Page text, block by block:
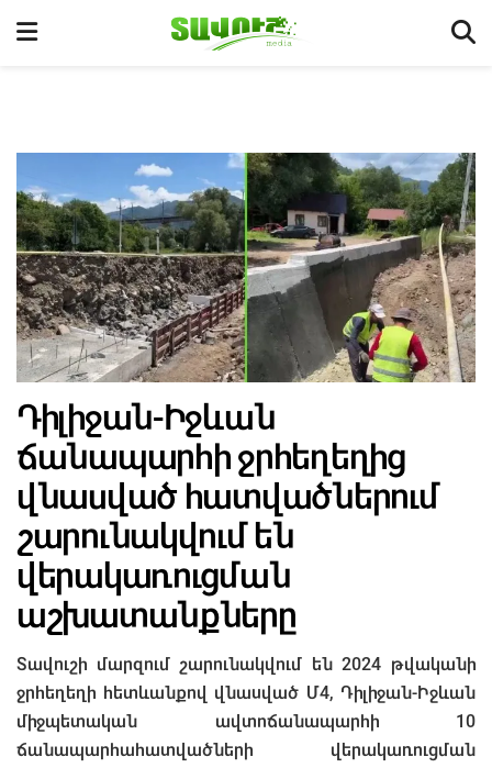
Դիլիջան-Իջևան
ճանապարհի ջրհեղեղից
վնասված հատվածներում
շարունակվում են
վերակառուցման
աշխատանքները
Տավուշի մարզում շարունակվում են 2024 թվականի
ջրհեղեղի հետևանքով վնասված Մ4, Դիլիջան-Իջևան
միջպետական ավտոճանապարհի 10
ճանապարհահատվածների վերակառուցման